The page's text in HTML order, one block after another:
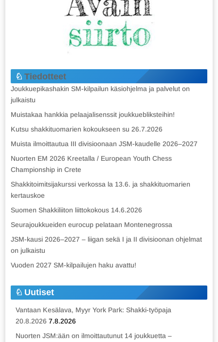
Tiedotteet
Joukkuepikashakin SM-kilpailun käsiohjelma ja palvelut on
julkaistu
Muistakaa hankkia pelaajalisenssit joukkuebliksteihin!
Kutsu shakkituomarien kokoukseen su 26.7.2026
Muista ilmoittautua III divisioonaan JSM-kaudelle 2026–2027
Nuorten EM 2026 Kreetalla / European Youth Chess
Championship in Crete
Shakkitoimitsijakurssi verkossa la 13.6. ja shakkituomarien
kertauskoe
Suomen Shakkiliiton liittokokous 14.6.2026
Seurajoukkueiden eurocup pelataan Montenegrossa
JSM-kausi 2026–2027 – liigan sekä I ja II divisioonan ohjelmat
on julkaistu
Vuoden 2027 SM-kilpailujen haku avattu!
Uutiset
Vantaan Kesälava, Myyr York Park: Shakki-työpaja
20.8.2026 7.8.2026
Nuorten JSM:ään on ilmoittautunut 14 joukkuetta –